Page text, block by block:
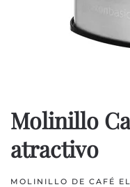
Molinillo
atractivo
MOLINILLO DE CAFÉ